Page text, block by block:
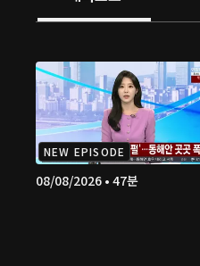
NEW EPISODE
08/08/2026 • 47분